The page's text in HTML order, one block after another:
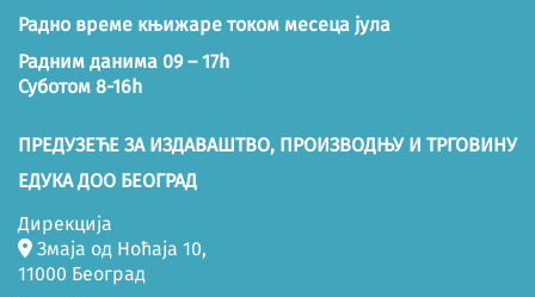
Радно време књижаре током месеца јула
Радним данима 09 – 17h
Суботом 8-16h
ПРЕДУЗЕЋЕ ЗА ИЗДАВАШТВО, ПРОИЗВОДЊУ И ТРГОВИНУ
ЕДУКА ДОО БЕОГРАД
Дирекција
Змаја од Ноћаја 10,
11000 Београд